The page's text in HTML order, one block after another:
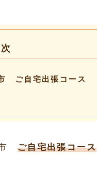
ご自宅出張コース
ご自宅出張コース